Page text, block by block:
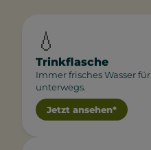
💧
Trinkflasche
Immer frisches Wasser
unterwegs.
Jetzt ansehen*